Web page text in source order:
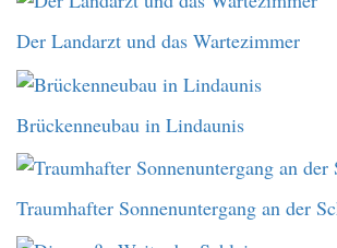
Der Landarzt und das Wartezimmer
Brückenneubau in Lindaunis
Traumhafter Sonnenuntergang an der